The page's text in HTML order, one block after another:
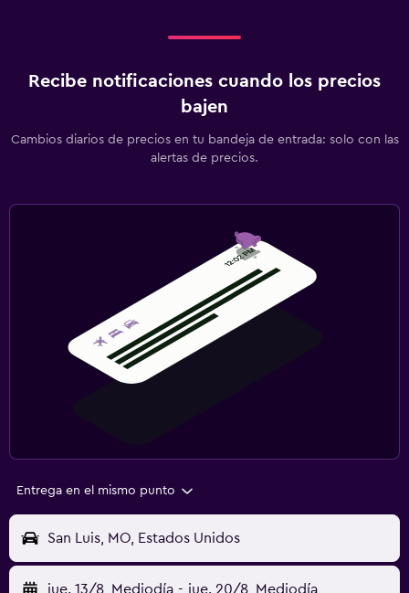
Recibe notificaciones cuando los precios
bajen
Cambios diarios de precios en tu bandeja de entrada: solo con las
alertas de precios.
Entrega en el mismo punto
San Luis, MO, Estados Unidos
jue. 13/8 Mediodía - jue. 20/8 Mediodía